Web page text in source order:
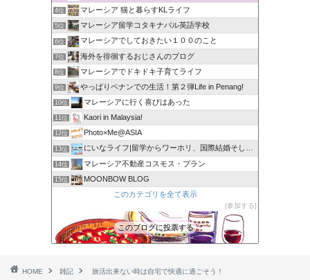
4位 マレーシア 猫と暮らすKLライフ
5位 マレーシア留学コタキナバル英語学校
6位 マレーシアでしておきたい１００のこと
7位 海外を徘徊するおじさんのブログ
8位 マレーシアでドキドキ子育てライフ
9位 やっぱりペナンでの生活！第２弾Life in Penang!
10位 マレーシアに行く喜びはあった
11位 Kaori in Malaysia!
12位 Photo×Me@ASIA
13位 にいなライフ|留学からワーホリ、国際結婚そしてマレーシア生活
14位 マレーシア不動産コスモス・プラン
15位
MOONBOW BLOG
このカテゴリを全て表示
参加する
このブログに投票する
HOME 雑記 旅活出来ない時は自宅で快適に過ごそう！